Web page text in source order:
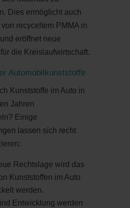
Dies ermöglicht auch
recyceltem PMMA in
eröffnet neue
die Kreislaufwirtschaft.
Automobilkunststoffe
Kunststoffe im Auto in
Jahren
Einige
lassen sich recht
Rechtslage wird das
Kunststoffen im Auto
werden.
Entwicklung werden